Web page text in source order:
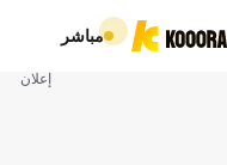
مباشر
إعلان